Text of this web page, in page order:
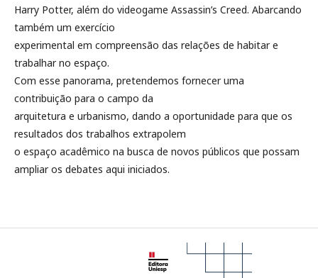
Harry Potter, além do videogame Assassin’s Creed. Abarcando
também um exercício
experimental em compreensão das relações de habitar e
trabalhar no espaço.
Com esse panorama, pretendemos fornecer uma
contribuição para o campo da
arquitetura e urbanismo, dando a oportunidade para que os
resultados dos trabalhos extrapolem
o espaço acadêmico na busca de novos públicos que possam
ampliar os debates aqui iniciados.